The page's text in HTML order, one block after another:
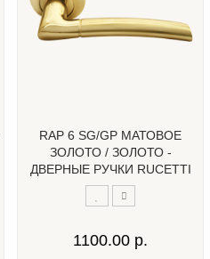
RAP 6 SG/GP МАТОВОЕ
ЗОЛОТО / ЗОЛОТО -
ДВЕРНЫЕ РУЧКИ RUCETTI
1100.00 р.